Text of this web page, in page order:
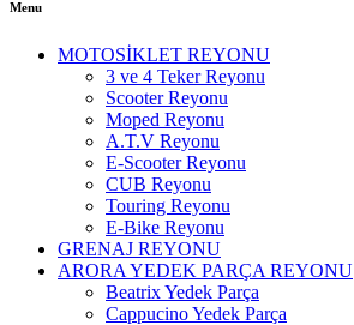
Menu
MOTOSİKLET REYONU
3 ve 4 Teker Reyonu
Scooter Reyonu
Moped Reyonu
A.T.V Reyonu
E-Scooter Reyonu
CUB Reyonu
Touring Reyonu
E-Bike Reyonu
GRENAJ REYONU
ARORA YEDEK PARÇA REYONU
Beatrix Yedek Parça
Cappucino Yedek Parça